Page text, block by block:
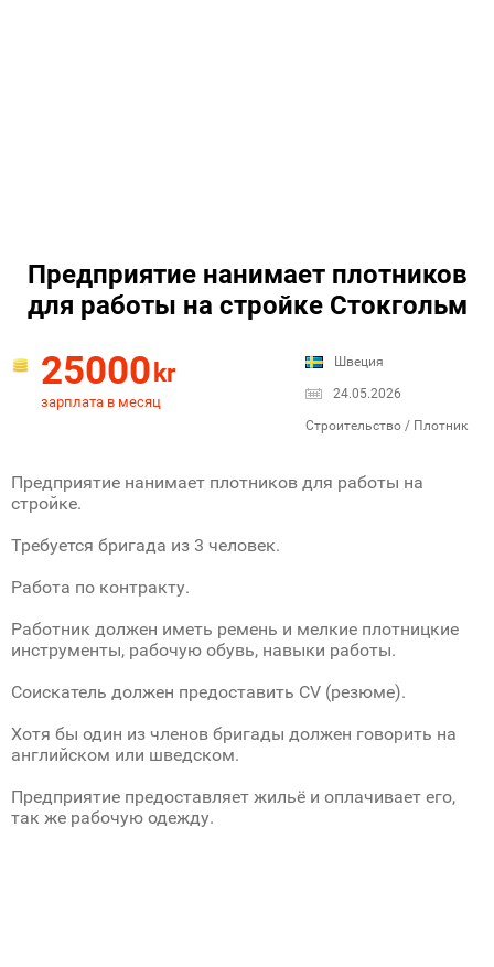
Предприятие нанимает плотников
для работы на стройке Стокгольм
25000 kr
зарплата в месяц
Швеция
24.05.2026
Строительство / Плотник
Предприятие нанимает плотников для работы на
стройке.
Требуется бригада из 3 человек.
Работа по контракту.
Работник должен иметь ремень и мелкие плотницкие
инструменты, рабочую обувь, навыки работы.
Соискатель должен предоставить CV (резюме).
Хотя бы один из членов бригады должен говорить на
английском или шведском.
Предприятие предоставляет жильё и оплачивает его,
так же рабочую одежду.